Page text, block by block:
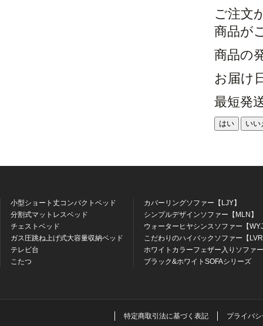
ご注文
商品が
商品の
お届け
最短発
はい いい
小型ショート丈コンパクトベッド
分割式マットレスベッド
チェストベッド
ガス圧跳ね上げ式大容量収納ベッド
テレビ台
こたつ
カバーリングソファー【LJY】
シンプルデザインソファー【MLN】
ウォーターヒヤシンスソファー【
こだわりのハイバックソファー【
ホワイトカラーフェザー入りソファ
ブラック&ホワイトSOFAシリーズ
特定商取引法に基づく表記 プライバ